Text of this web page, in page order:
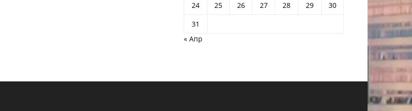
24
25 26 27 28 29
30
31
« Апр